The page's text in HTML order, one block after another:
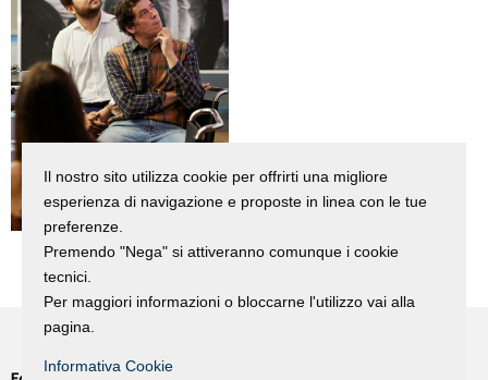
Il nostro sito utilizza cookie per offrirti una migliore
esperienza di navigazione e proposte in linea con le tue
preferenze.
Premendo "Nega" si attiveranno comunque i cookie
tecnici.
Per maggiori informazioni o bloccarne l'utilizzo vai alla
pagina.
Informativa Cookie